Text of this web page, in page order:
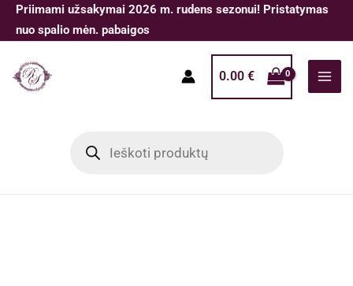
Pereiti
prie
Priimami užsakymai 2026 m. rudens sezonui! Pristatymas
nuo spalio mėn. pabaigos
0.00 €
search